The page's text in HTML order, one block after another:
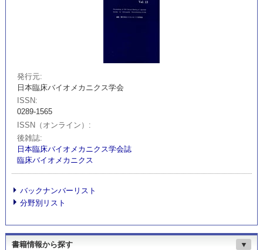
発行元
日本臨床バイオメカニクス学会
ISSN
0289-1565
ISSN（オンライン）
後雑誌
日本臨床バイオメカニクス学会誌
臨床バイオメカニクス
バックナンバーリスト
分野別リスト
書籍情報から探す ▼